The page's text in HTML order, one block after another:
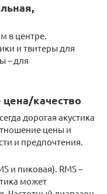
в центре.
и твитеры для
– для
качество
дорогая акустика
цены и
и предпочтения.
и пиковая). RMS –
может